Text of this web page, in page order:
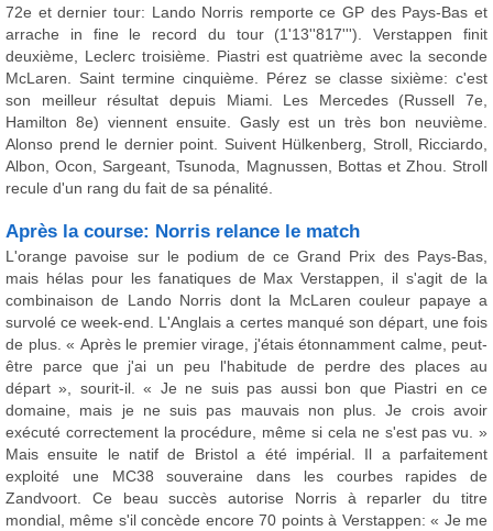
72e et dernier tour: Lando Norris remporte ce GP des Pays-Bas et
arrache in fine le record du tour (1'13''817'''). Verstappen finit
deuxième, Leclerc troisième. Piastri est quatrième avec la seconde
McLaren. Saint termine cinquième. Pérez se classe sixième: c'est
son meilleur résultat depuis Miami. Les Mercedes (Russell 7e,
Hamilton 8e) viennent ensuite. Gasly est un très bon neuvième.
Alonso prend le dernier point. Suivent Hülkenberg, Stroll, Ricciardo,
Albon, Ocon, Sargeant, Tsunoda, Magnussen, Bottas et Zhou. Stroll
recule d'un rang du fait de sa pénalité.
Après la course: Norris relance le match
L'orange pavoise sur le podium de ce Grand Prix des Pays-Bas,
mais hélas pour les fanatiques de Max Verstappen, il s'agit de la
combinaison de Lando Norris dont la McLaren couleur papaye a
survolé ce week-end. L'Anglais a certes manqué son départ, une fois
de plus. « Après le premier virage, j'étais étonnamment calme, peut-
être parce que j'ai un peu l'habitude de perdre des places au
départ », sourit-il. « Je ne suis pas aussi bon que Piastri en ce
domaine, mais je ne suis pas mauvais non plus. Je crois avoir
exécuté correctement la procédure, même si cela ne s'est pas vu. »
Mais ensuite le natif de Bristol a été impérial. Il a parfaitement
exploité une MC38 souveraine dans les courbes rapides de
Zandvoort. Ce beau succès autorise Norris à reparler du titre
mondial, même s'il concède encore 70 points à Verstappen: « Je me